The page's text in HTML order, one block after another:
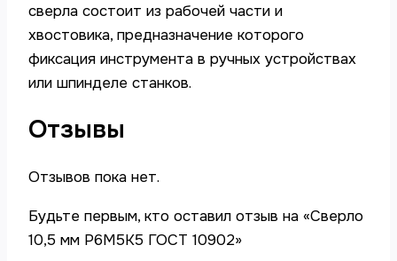
сверла состоит из рабочей части и
хвостовика, предназначение которого
фиксация инструмента в ручных устройствах
или шпинделе станков.
Отзывы
Отзывов пока нет.
Будьте первым, кто оставил отзыв на «Сверло
10,5 мм Р6М5К5 ГОСТ 10902»